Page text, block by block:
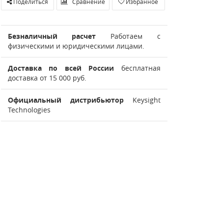
Безналичный расчет Работаем с
физическими и юридическими лицами.
Доставка по всей России бесплатная
доставка от 15 000 руб.
Официальный дистрибьюторKeysight
Technologies